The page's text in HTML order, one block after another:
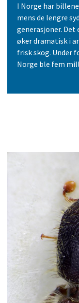
I Norge har
mens de lengre
generasjoner.
øker dramatisk i
frisk skog. Under
Norge ble fem